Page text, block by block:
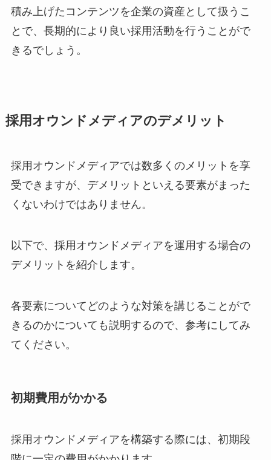
積み上げたコンテンツを企業の資産として扱うこ
とで、長期的により良い採用活動を行うことがで
きるでしょう。
採用オウンドメディアのデメリット
採用オウンドメディアでは数多くのメリットを享
受できますが、デメリットといえる要素がまった
くないわけではありません。
以下で、採用オウンドメディアを運用する場合の
デメリットを紹介します。
各要素についてどのような対策を講じることがで
きるのかについても説明するので、参考にしてみ
てください。
初期費用がかかる
採用オウンドメディアを構築する際には、初期段